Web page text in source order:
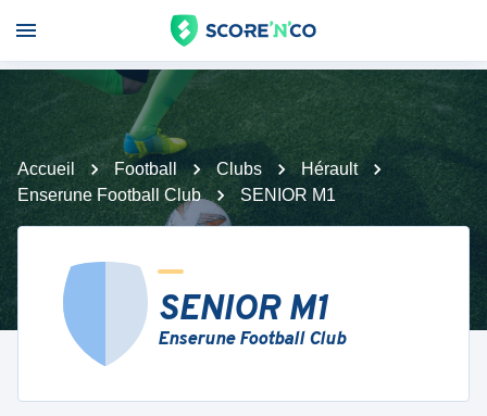
Accueil Football Clubs
Hérault
Enserune Football Club
SENIOR M1
SENIOR M1
Enserune Football Club